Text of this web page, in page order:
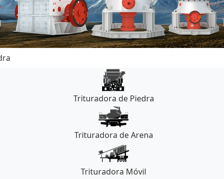
Trituradora de Piedra
Trituradora de Arena
Trituradora Móvil